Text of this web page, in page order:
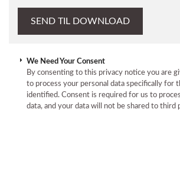
We Need Your Consent
By consenting to this privacy notice you are
to process your personal data specifically for
identified. Consent is required for us to
data, and your data will not be shared to third